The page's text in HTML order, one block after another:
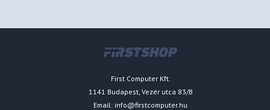
0.33 A | 12 V DC
Connector
First Computer Kft.
1141 Budapest, Vezér utca 83/B
Email: info@firstcomputer.hu